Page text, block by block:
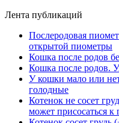
Лента публикаций
Послеродовая
открытой пиометры
Кошка после родов
Кошка после родов.
У кошки мало или
голодные
Котенок не сосет
может присосаться к